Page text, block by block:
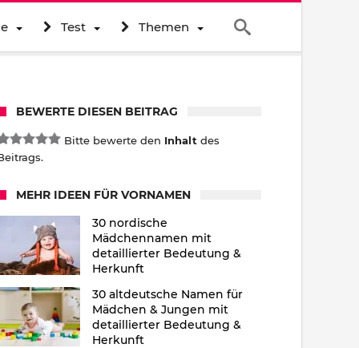
Test Themen
BEWERTE DIESEN BEITRAG
Bitte bewerte den Inhalt des
MEHR IDEEN FÜR VORNAMEN
30 nordische
Mädchennamen mit
detaillierter Bedeutung &
Herkunft
30 altdeutsche Namen für
Mädchen & Jungen mit
detaillierter Bedeutung &
Herkunft